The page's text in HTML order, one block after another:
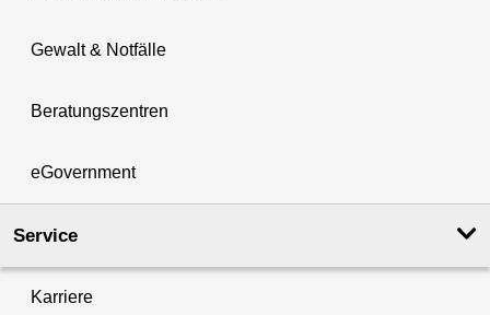
Gewalt & Notfälle
Beratungszentren
eGovernment
Service
Karriere